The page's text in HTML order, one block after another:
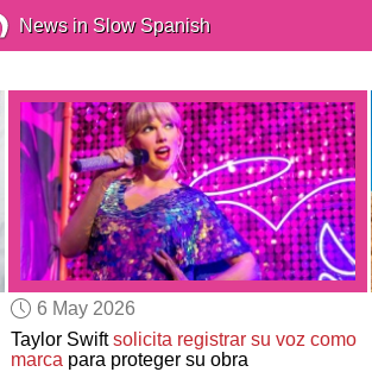
News in Slow Spanish
6 May 2026
Taylor Swiftsolicita registrar su voz como
marcapara proteger su obra